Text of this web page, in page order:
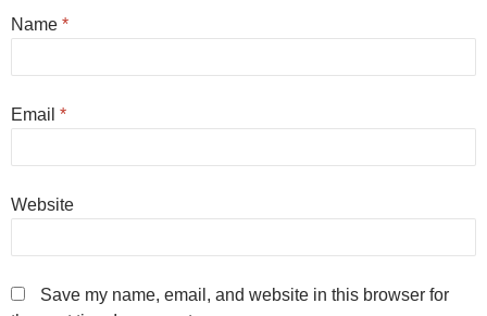
Name *
Email *
Website
Save my name, email, and website in this browser for